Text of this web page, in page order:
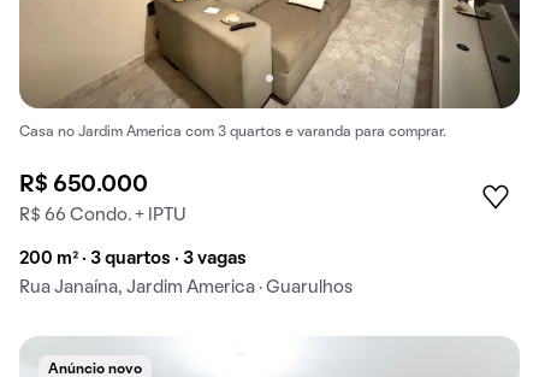
Casa no Jardim America com 3 quartos e varanda para comprar.
R$ 650.000
R$ 66 Condo. + IPTU
200 m² · 3 quartos · 3 vagas
Rua Janaína, Jardim America · Guarulhos
Anúncio novo